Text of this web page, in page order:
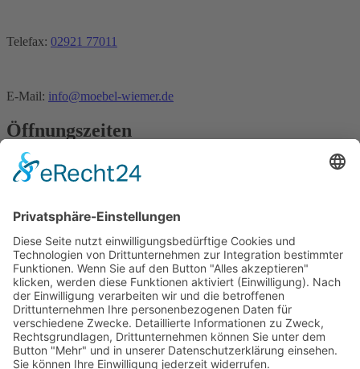
Telefax: 02921 77011
E-Mail: info@moebel-wiemer.de
Öffnungszeiten
Montag – Freitag 10 – 19 Uhr
Samstag 9 – 18 Uhr
Das Unternehmen
Geschichte
Philosophie
Team
Karriere
Folgen Sie uns
Instagram
Facebook